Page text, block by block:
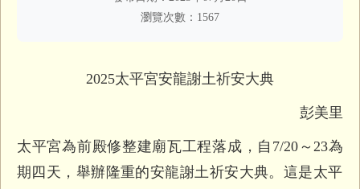
瀏覽次數：1567
2025太平宮安龍謝土祈安大典
彭美里
太平宮為前殿修整建廟瓦工程落成，自7/20～23為
期四天， 舉辦隆重的安龍謝土祈安大典。 這是太平